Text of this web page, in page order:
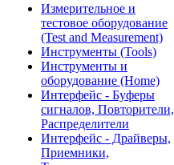
Измерительное и
тестовое оборудование
(Test and Measurement)
Инструменты (Tools)
Инструменты и
оборудование (Home)
Интерфейс - Буферы
сигналов, Повторители,
Распределители
Интерфейс - Драйверы,
Приемники,